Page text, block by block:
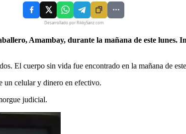
Desarrollado por RikkySanz.com
El cuerpo sin vida fue encontrado en la mañana de
un celular y dinero en efectivo.
judicial.